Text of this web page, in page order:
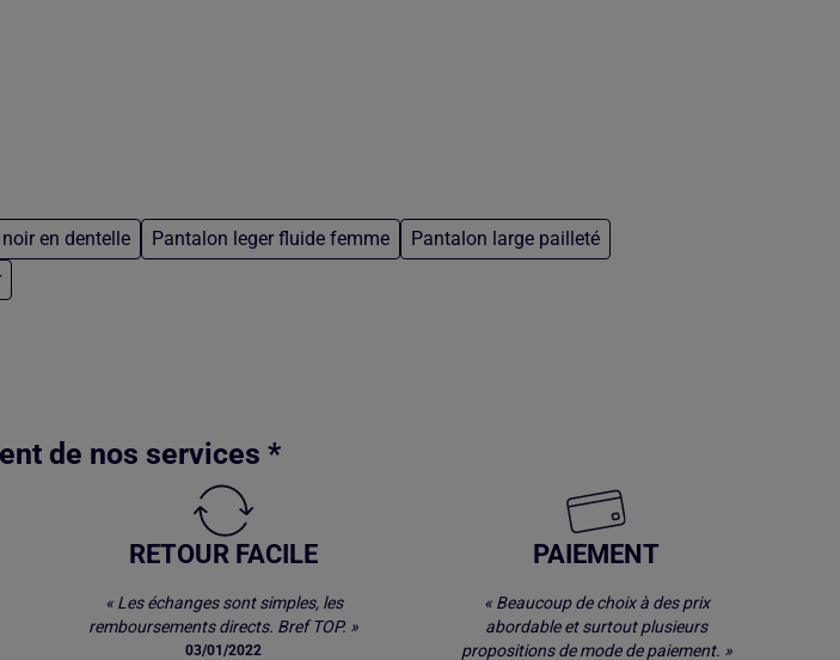
noir en dentelle Pantalon leger fluide femme
Pantalon large pailleté
de nos services *
RETOUR FACILE
« Les échanges sont simples, les
remboursements directs. Bref TOP. »
03/01/2022
PAIEMENT
« Beaucoup de choix à des prix
abordable et surtout plusieurs
propositions de mode de paiement. »